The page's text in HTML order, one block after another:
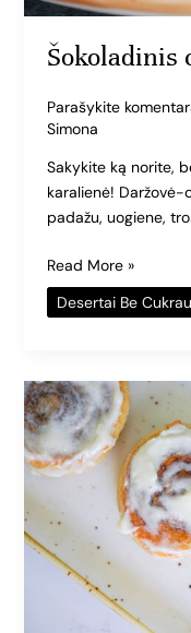
Šokoladinis
Parašykite
Simona
Sakykite ką norite,
karalienė! Daržovė-
padažu, uogiene,
Read More »
Desertai Be
Keto
cinamoninės
bandelės